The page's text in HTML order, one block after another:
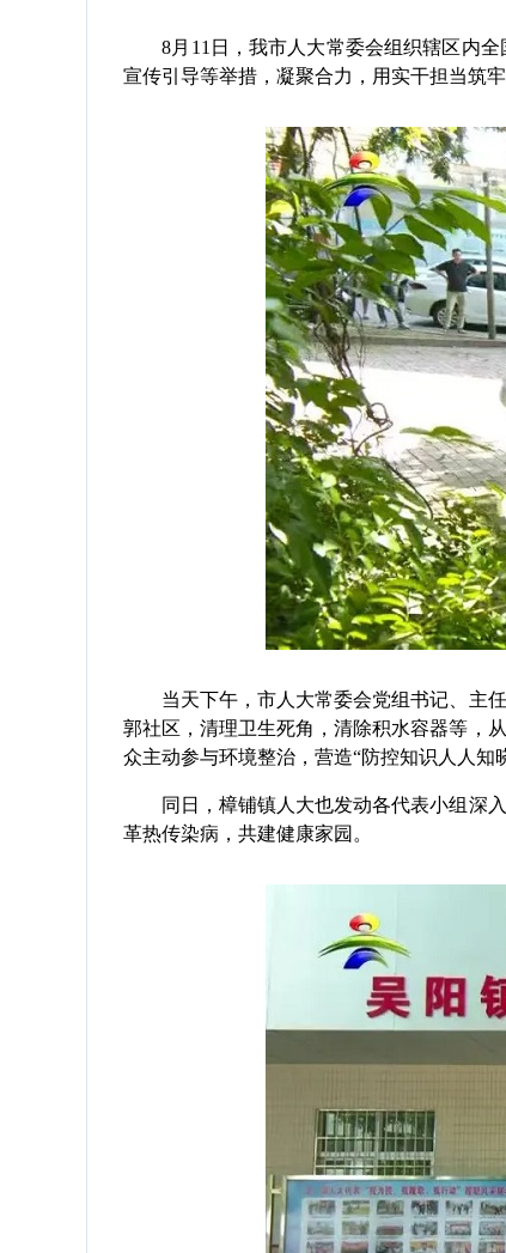
8月11日，我市人大常委会组织辖区内全
宣传引导等举措，凝聚合力，用实干担当筑牢
当天下午，市人大常委会党组书记、主任
郭社区，清理卫生死角，清除积水容器等，
众主动参与环境整治，营造“防控知识人人知
同日，樟铺镇人大也发动各代表小组深入
革热传染病，共建健康家园。